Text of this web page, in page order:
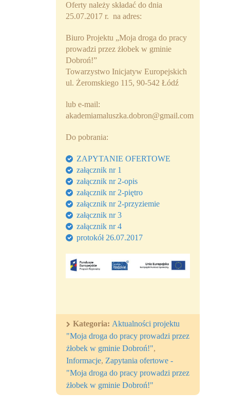
Oferty należy składać do dnia
25.07.2017 r. na adres:
Biuro Projektu „Moja droga do pracy
prowadzi przez żłobek w gminie
Dobroń!”
Towarzystwo Inicjatyw Europejskich
ul. Żeromskiego 115, 90-542 Łódź
lub e-mail:
akademiamaluszka.dobron@gmail.com
Do pobrania:
ZAPYTANIE OFERTOWE
załącznik nr 1
załącznik nr 2-opis
załącznik nr 2-piętro
załącznik nr 2-przyziemie
załącznik nr 3
załącznik nr 4
protokół 26.07.2017
Kategoria: Aktualności projektu
"Moja droga do pracy prowadzi przez
żłobek w gminie Dobroń!",
Informacje, Zapytania ofertowe -
"Moja droga do pracy prowadzi przez
żłobek w gminie Dobroń!"